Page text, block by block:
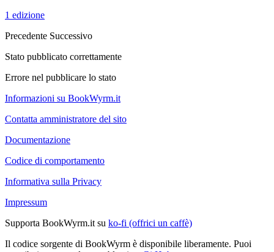
1 edizione
Precedente Successivo
Stato pubblicato correttamente
Errore nel pubblicare lo stato
Informazioni su BookWyrm.it
Contatta amministratore del sito
Documentazione
Codice di comportamento
Informativa sulla Privacy
Impressum
Supporta BookWyrm.it su ko-fi (offrici un caffè)
Il codice sorgente di BookWyrm è disponibile liberamente. Puoi